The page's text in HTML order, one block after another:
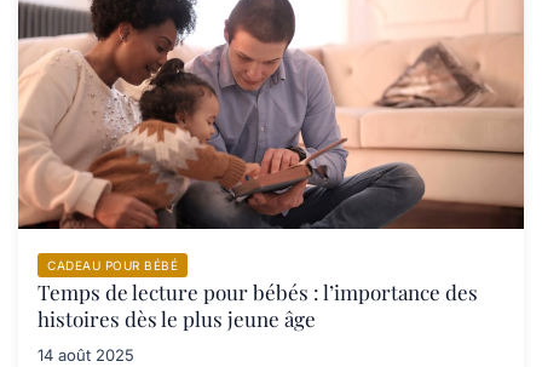
CADEAU POUR BÉBÉ
Temps de lecture pour bébés : l’importance des
histoires dès le plus jeune âge
14 août 2025